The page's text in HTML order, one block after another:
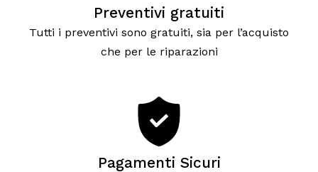
Preventivi gratuiti
Tutti i preventivi sono gratuiti, sia per l’acquisto
che per le riparazioni
Pagamenti Sicuri